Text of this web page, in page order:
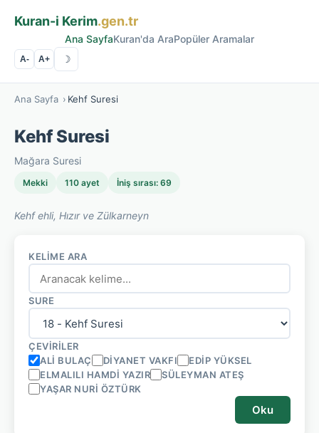
Kuran-i Kerim.gen.tr
Ana SayfaKuran'da AraPopüler Aramalar
A- A+ ☽
Ana Sayfa › Kehf Suresi
Kehf Suresi
Mağara Suresi
Mekki 110 ayet İniş sırası: 69
Kehf ehli, Hızır ve Zülkarneyn
KELIME ARA
SURE
ÇEVIRILER
ALI BULAÇ
DIYANET VAKFI
EDIP YÜKSEL
ELMALILI HAMDI YAZIR
SÜLEYMAN ATEŞ
YAŞAR NURI ÖZTÜRK
Oku